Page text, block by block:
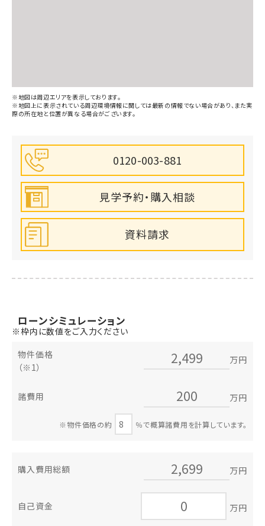
※地図は周辺エリアを表示しております。
※地図上に表示されている周辺環境情報に関しては最新の情報でない場合があり、また実
際の所在地と位置が異なる場合がございます。
0120-003-881
見学予約・購入相談
資料請求
ローンシミュレーション
※枠内に数値をご入力ください
物件価格
（※1）
万円
諸費用 万円
※物件価格の約 ％で概算諸費用を計算しています。
購入費用総額 万円
自己資金 万円